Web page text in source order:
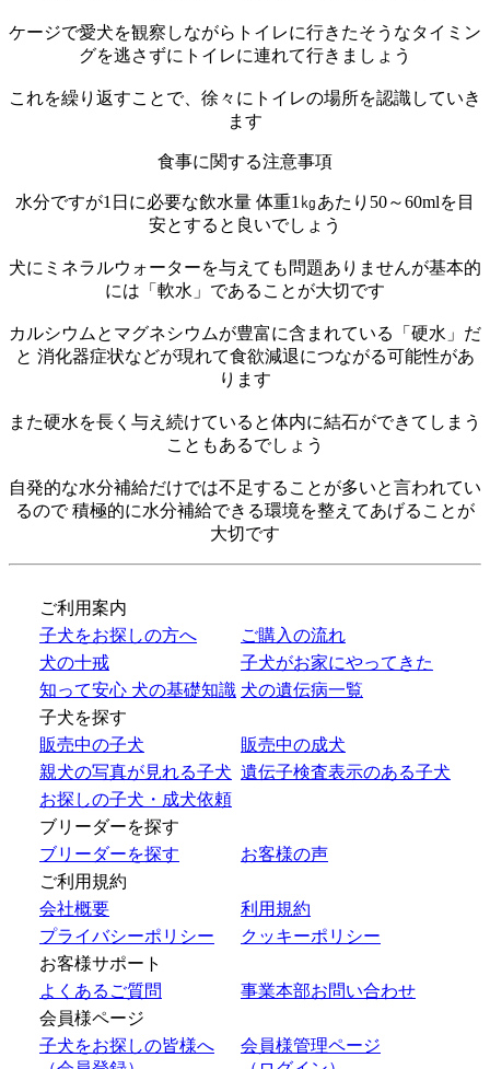
ケージで愛犬を観察しながらトイレに行きたそうなタイミン
グを逃さずにトイレに連れて行きましょう
これを繰り返すことで、徐々にトイレの場所を認識していき
ます
食事に関する注意事項
水分ですが1日に必要な飲水量 体重1㎏あたり50～60mlを目
安とすると良いでしょう
犬にミネラルウォーターを与えても問題ありませんが基本的
には「軟水」であることが大切です
カルシウムとマグネシウムが豊富に含まれている「硬水」だ
と 消化器症状などが現れて食欲減退につながる可能性があ
ります
また硬水を長く与え続けていると体内に結石ができてしまう
こともあるでしょう
自発的な水分補給だけでは不足することが多いと言われてい
るので 積極的に水分補給できる環境を整えてあげることが
大切です
ご利用案内
子犬をお探しの方へ
ご購入の流れ
犬の十戒
子犬がお家にやってきた
知って安心 犬の基礎知識 犬の遺伝病一覧
子犬を探す
販売中の子犬
販売中の成犬
親犬の写真が見れる子犬 遺伝子検査表示のある子犬
お探しの子犬・成犬依頼
ブリーダーを探す
ブリーダーを探す
お客様の声
ご利用規約
会社概要
利用規約
プライバシーポリシー
クッキーポリシー
お客様サポート
よくあるご質問
事業本部お問い合わせ
会員様ページ
子犬をお探しの皆様へ
会員様管理ページ